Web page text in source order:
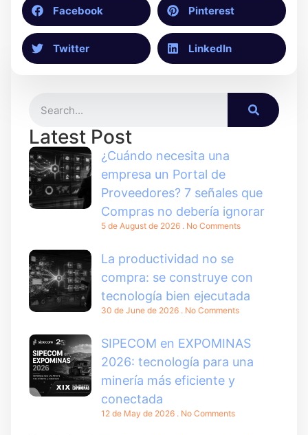
Facebook Pinterest
Twitter LinkedIn
Latest Post
¿Cuándo necesita una
empresa un Portal de
Proveedores? 7 señales que
Compras no debería ignorar
5 de August de 2026 No Comments
La productividad no se
compra: se construye con
tecnología bien ejecutada
30 de June de 2026 No Comments
SIPECOM en EXPOMINAS
2026: tecnología para una
minería más eficiente y
conectada
12 de May de 2026 No Comments